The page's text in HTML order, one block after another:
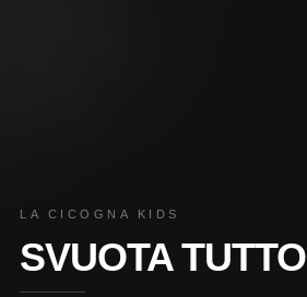
LA CICOGNA KIDS
SVUOTA TUTTO